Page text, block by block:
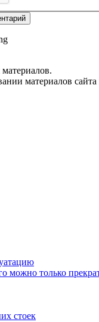
материалов
можно только
стоек